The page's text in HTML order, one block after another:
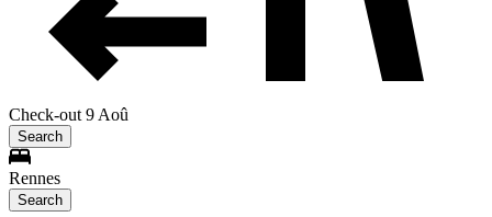
Check-out 9 Aoû
Search
Rennes
Search